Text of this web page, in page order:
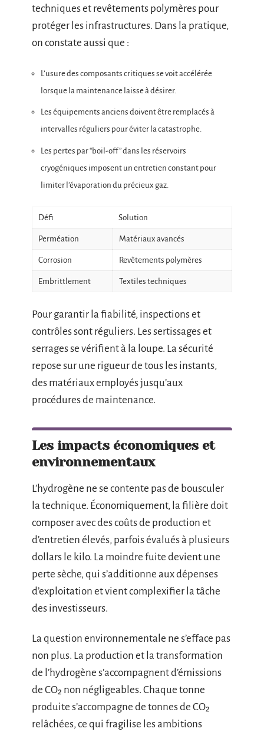
techniques et revêtements polymères pour
protéger les infrastructures. Dans la pratique,
on constate aussi que :
L’usure des composants critiques se voit accélérée
lorsque la maintenance laisse à désirer.
Les équipements anciens doivent être remplacés à
intervalles réguliers pour éviter la catastrophe.
Les pertes par “boil-off” dans les réservoirs
cryogéniques imposent un entretien constant pour
limiter l’évaporation du précieux gaz.
Défi Solution
Perméation Matériaux avancés
Corrosion Revêtements polymères
Embrittlement Textiles techniques
Pour garantir la fiabilité, inspections et
contrôles sont réguliers. Les sertissages et
serrages se vérifient à la loupe. La sécurité
repose sur une rigueur de tous les instants,
des matériaux employés jusqu’aux
procédures de maintenance.
Les impacts économiques et
environnementaux
L’hydrogène ne se contente pas de bousculer
la technique. Économiquement, la filière doit
composer avec des coûts de production et
d’entretien élevés, parfois évalués à plusieurs
dollars le kilo. La moindre fuite devient une
perte sèche, qui s’additionne aux dépenses
d’exploitation et vient complexifier la tâche
des investisseurs.
La question environnementale ne s’efface pas
non plus. La production et la transformation
de l’hydrogène s’accompagnent d’émissions
de CO₂ non négligeables. Chaque tonne
produite s’accompagne de tonnes de CO₂
relâchées, ce qui fragilise les ambitions